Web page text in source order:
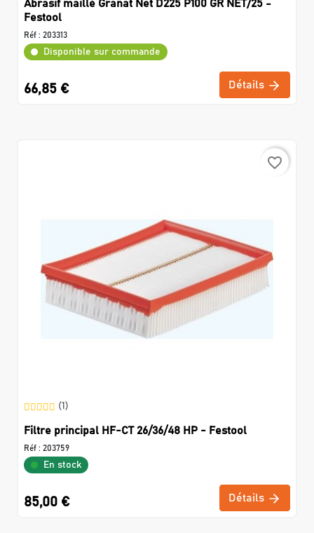
Abrasif maillé Granat Net D225 P100 GR NET/25 -
Festool
Réf : 203313
Disponible sur commande
66,85 € Détails
favorite_border
(1)
Filtre principal HF-CT 26/36/48 HP - Festool
Réf : 203759
En stock
85,00 € Détails